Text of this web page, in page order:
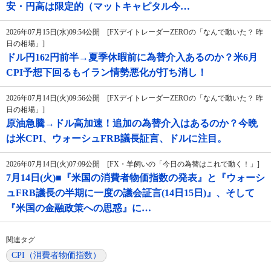
安・円高は限定的（マットキャピタル今…
2026年07月15日(水)09:54公開 [FXデイトレーダーZEROの「なんで動いた？ 昨
日の相場」]
ドル円162円前半→夏季休暇前に為替介入あるのか？米6月
CPI予想下回るもイラン情勢悪化が打ち消し！
2026年07月14日(火)09:56公開 [FXデイトレーダーZEROの「なんで動いた？ 昨
日の相場」]
原油急騰→ドル高加速！追加の為替介入はあるのか？今晩
は米CPI、ウォーシュFRB議長証言、ドルに注目。
2026年07月14日(火)07:09公開 [FX・羊飼いの「今日の為替はこれで動く！」]
7月14日(火)■『米国の消費者物価指数の発表』と『ウォーシ
ュFRB議長の半期に一度の議会証言(14日15日)』、そして
『米国の金融政策への思惑』に…
関連タグ
CPI（消費者物価指数）